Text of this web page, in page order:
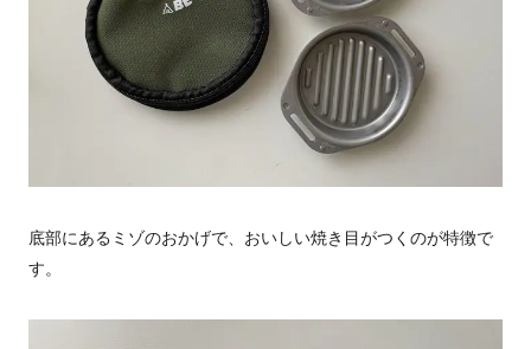
底部にあるミゾのおかげで、おいしい焼き目がつくのが特徴で
す。